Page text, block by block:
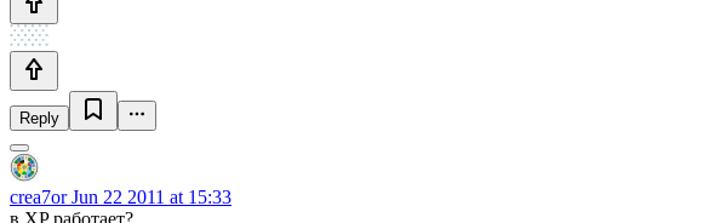
Reply
crea7orJun 22 2011 at 15:33
в XP работает?